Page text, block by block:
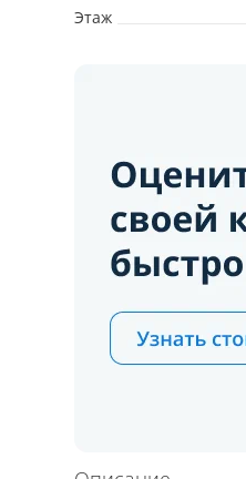
Этаж